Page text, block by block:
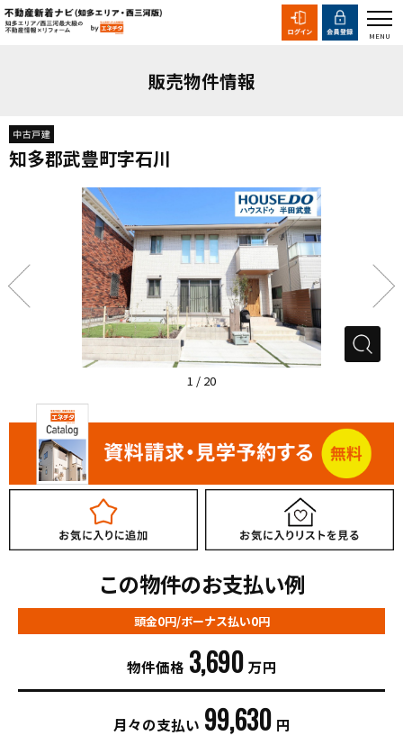
販売物件情報
知多郡武豊町字石川
1 / 20
この物件のお支払い例
頭金0円/ボーナス払い0円
物件価格 3,690 万円
月々の支払い 99,630 円